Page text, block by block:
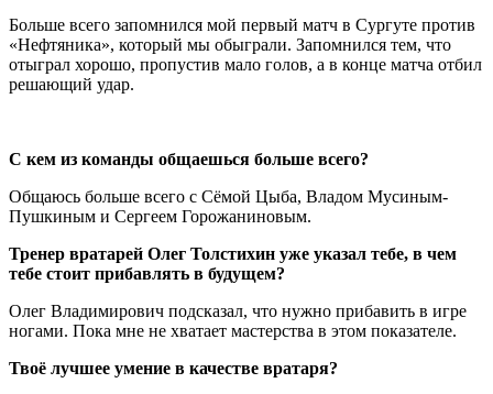
Больше всего запомнился мой первый матч в Сургуте против
«Нефтяника», который мы обыграли. Запомнился тем, что
отыграл хорошо, пропустив мало голов, а в конце матча отбил
решающий удар.
С кем из команды общаешься больше всего?
Общаюсь больше всего с Сёмой Цыба, Владом Мусиным-
Пушкиным и Сергеем Горожаниновым.
Тренер вратарей Олег Толстихин уже указал тебе, в чем
тебе стоит прибавлять в будущем?
Олег Владимирович подсказал, что нужно прибавить в игре
ногами. Пока мне не хватает мастерства в этом показателе.
Твоё лучшее умение в качестве вратаря?